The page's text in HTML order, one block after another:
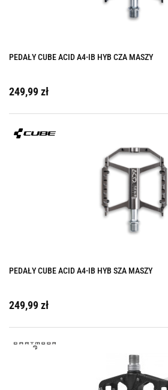
PEDAŁY CUBE ACID A4-IB HYB CZA MASZY
249,99 zł
PEDAŁY CUBE ACID A4-IB HYB SZA MASZY
249,99 zł